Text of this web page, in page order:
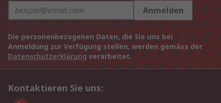
Anmelden
Die personenbezogenen Daten, die Sie uns bei
Anmeldung zur Verfügung stellen, werden gemäss der
Datenschutzerklärung verarbeitet.
Kontaktieren Sie uns: